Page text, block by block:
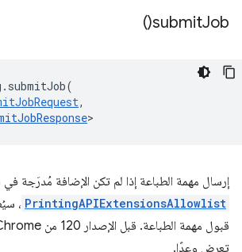
submitJob(
)
. submitJob(
,
>
إرسال مهمة الطباعة إذا لم تكن الإضافة مُدرَجة
PrintingAPIExtensionsAllowlist ،
تعرض وعدًا.